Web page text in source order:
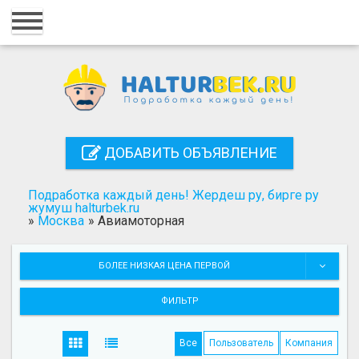
Главная
Регистрация
Поиск
ДОБАВИТЬ ОБЪЯВЛЕНИЕ
Подработка каждый день! Жердеш ру, бирге ру
жумуш halturbek.ru
» Москва » Авиамоторная
БОЛЕЕ НИЗКАЯ ЦЕНА ПЕРВОЙ
ФИЛЬТР
Все Пользователь Компания